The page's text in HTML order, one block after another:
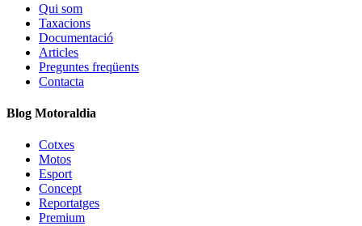
Qui som
Taxacions
Documentació
Articles
Preguntes freqüents
Contacta
Blog Motoraldia
Cotxes
Motos
Esport
Concept
Reportatges
Premium